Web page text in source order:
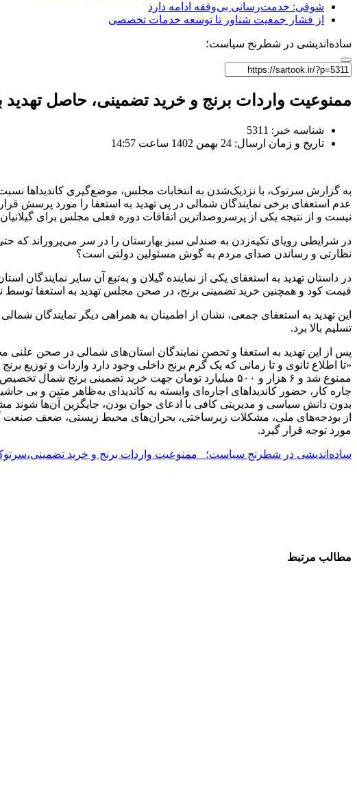
شوقی: خدمت‌رسانی بی‌وقفه ادامه دارد
از فشار جمعیت شناور تا توسعه خدمات تخصصی
ساده‌اندیشی در شطرنج سیاست؛
ممنوعیت واردات برنج و خرید تضمینی، حاصل تهدید
شناسه خبر: 5311
تاریخ و زمان ارسال: 24 بهمن 1402 ساعت 14:57
به گزارش سرتوک، با نزدیک‌شدن به انتخابات مجلس، موضع‌گیری کاندیداها
عدم استعفای برخی نمایندگان شمالی در پی تهدید به استعفا را مورد پرسش
نیست و از نتیجه یکی از پرسروصداترین اتفاقات دوره فعلی مجلس برای
در شرایطی رویای تکیه‌زدن به صندلی سبز بهارستان را در سر می‌پروراند که
نظارتی و رساندن صدای مردم به گوش مسئولین دولتی است؟
در داستان تهدید به استعفای یکی از نماینده گیلان و به‌تبع آن سایر نمایندگان
قیمت کود و همچنین خرید تضمینی برنج، در صحن مجلس تهدید به استعفا
این تهدید به استعفای جمعی، نشان از اطمینان به همراهی دیگر نمایندگان
تسلیم بالا برد.
پس از این تهدید به استعفا و تحصن نمایندگان استان‌های شمالی در صحن علنی
«تا اطلاع ثانوی و تا زمانی که یک گرم برنج داخلی وجود دارد واردات و
ممنوع شد و ۶ هزار و ۵۰۰ میلیارد تومان جهت خرید
چاره کار، حضور کاندیداهای اجاره‌ای وابسته به کاندیدای به‌ظاهر متین و بی
بدون دانش سیاسی و مدیریتی کافی با ادعای جوان بودن، جایگزین آن‌ها
از بودجه‌های ملی، مشکلات زیرساختی، بحران‌های محیط زیستی، ضعف صنعت
مورد توجه قرار گیرد.
ساده‌اندیشی در شطرنج سیاست؛ ممنوعیت واردات برنج و خرید
مطالب مرتبط